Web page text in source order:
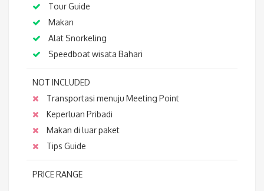
Tour Guide
Makan
Alat Snorkeling
Speedboat wisata Bahari
NOT INCLUDED
Transportasi menuju Meeting Point
Keperluan Pribadi
Makan di luar paket
Tips Guide
PRICE RANGE